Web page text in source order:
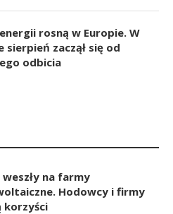
rosną w Europie. W
sierpień zaczął się od
odbicia
weszły na farmy
Hodowcy i firmy
korzyści